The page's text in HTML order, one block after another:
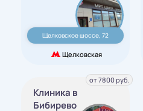
Щелковское шоссе, 72
Щелковская
Клиника в
Бибирево
от 7800 руб.